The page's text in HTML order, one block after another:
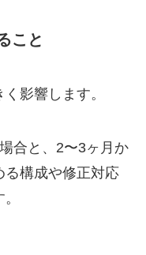
こと
影響します。
合と、2〜3ヶ月か
る構成や修正対応